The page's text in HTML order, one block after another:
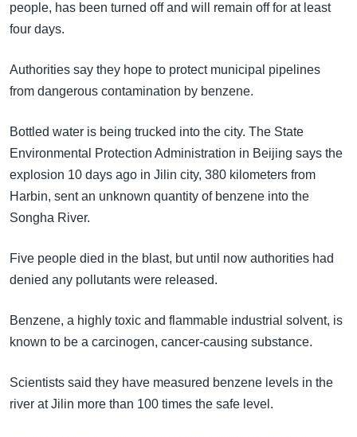
ညွန်း
စာမျက်နှာ
ကျော်
ကြည့်
ရှာဖွေ
ရန်
နေရာ
သို့
ကျော်
Learning English
ဘာသာစကားများ
people, has been turned off and will remain off for at least
four days.
Authorities say they hope to protect municipal pipelines
from dangerous contamination by benzene.
Bottled water is being trucked into the city. The State
Environmental Protection Administration in Beijing says the
explosion 10 days ago in Jilin city, 380 kilometers from
Harbin, sent an unknown quantity of benzene into the
Songha River.
Five people died in the blast, but until now authorities had
denied any pollutants were released.
Benzene, a highly toxic and flammable industrial solvent, is
known to be a carcinogen, cancer-causing substance.
Scientists said they have measured benzene levels in the
river at Jilin more than 100 times the safe level.